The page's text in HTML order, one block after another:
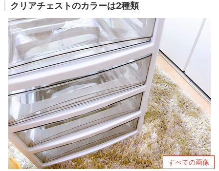
クリアチェストのカラーは2種類
すべての画像